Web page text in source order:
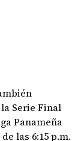
Serie Final
Panameña
las 6:15 p.m.